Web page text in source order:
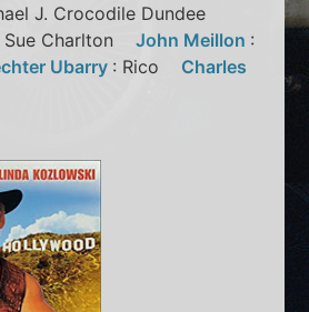
J. Crocodile Dundee
Sue CharltonJohn Meillon :
Ubarry : Rico Charles